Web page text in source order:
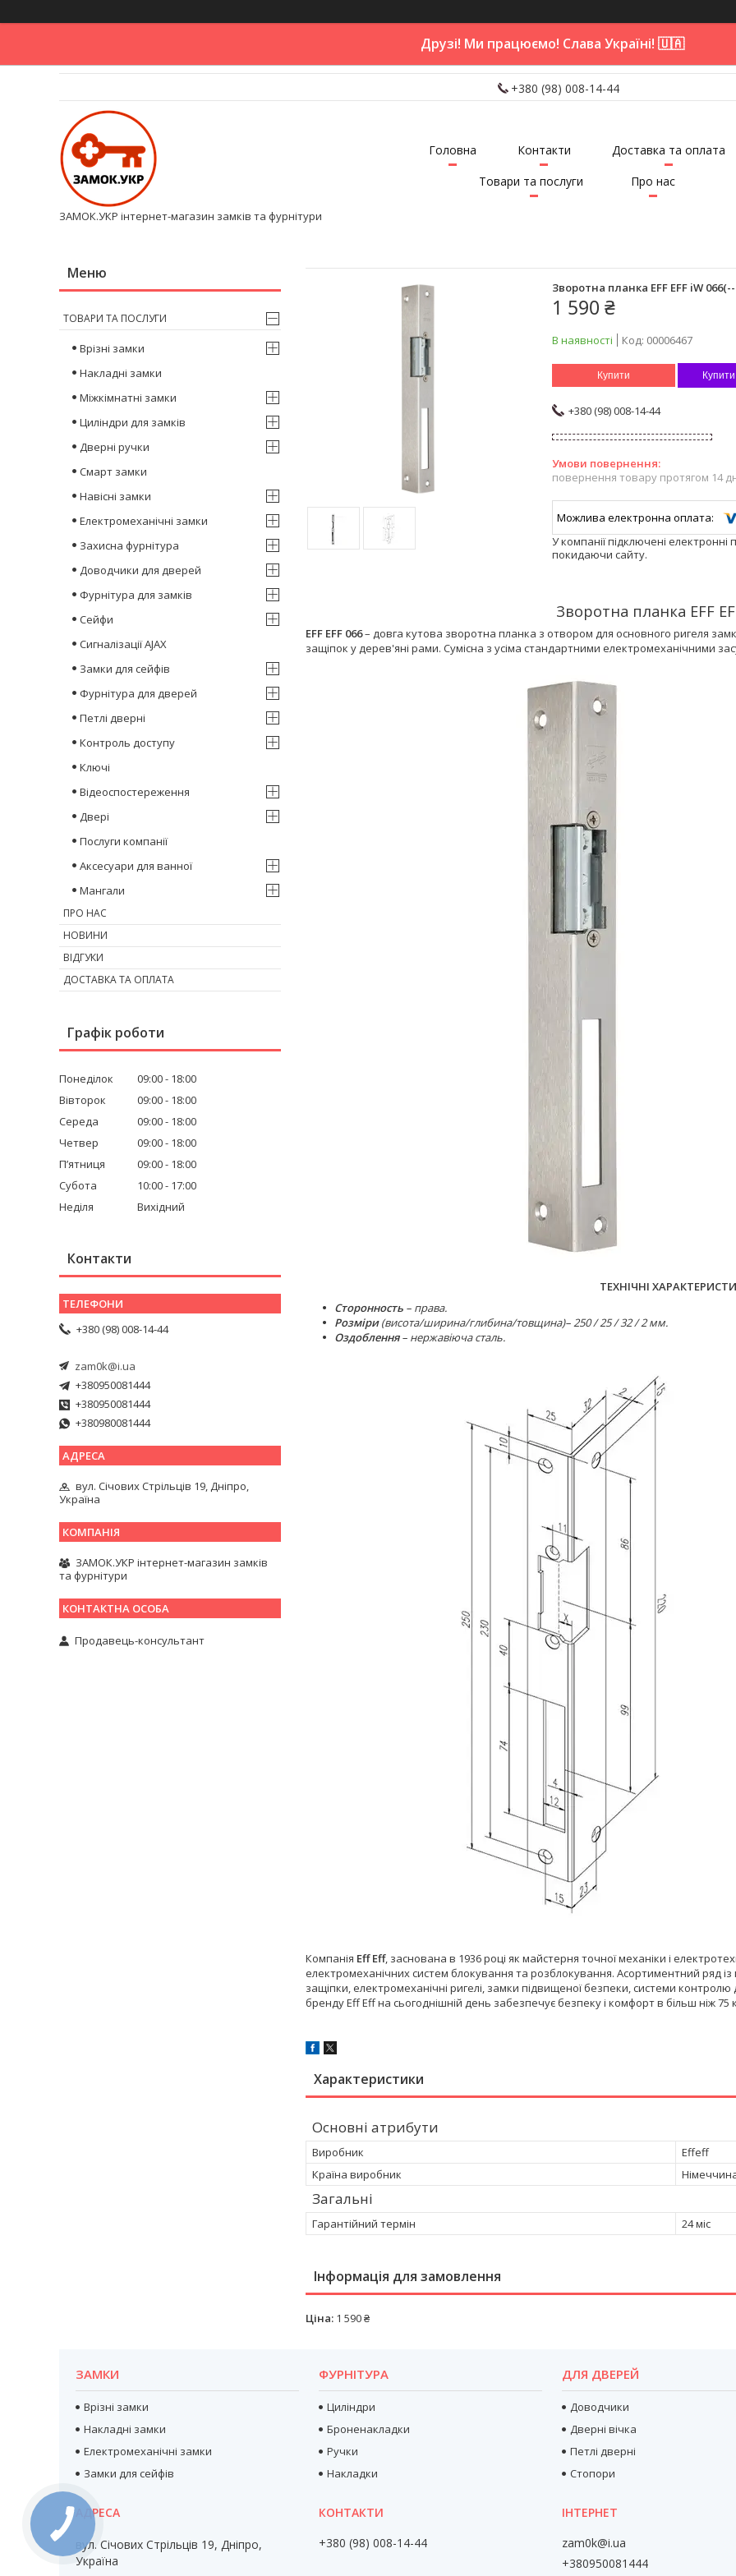
Друзі! Ми працюємо! Слава Україні! 🇺🇦
+380 (98) 008-14-44
ЗАМОК.УКР інтернет-магазин замків та фурнітури
Головна Контакти
Доставка та оплата
Товари та послуги
Про нас
Зворотна планка EFF EFF iW
1 590 ₴
В наявності Код: 00006467
Купити
+380 (98) 008-14-44
повернення товару протягом 14
У компанії підключені
покидаючи сайту.
Зворотна планка EFF
EFF EFF 066– довга кутова зворотна планка з отвором для основного ригеля
защіпок у дерев'яні рами. Сумісна з усіма стандартними електромеханічними
ТЕХНІЧНІ
Сторонность – права.
Розміри(висота/ширина/глибина/товщина)– 250 / 25 / 32 / 2 мм.
Оздоблення– нержавіюча сталь.
Компанія Eff Eff, заснована в 1936 році як майстерня точної механіки і
електромеханічних систем блокування та розблокування. Асортиментний ряд
защіпки, електромеханічні ригелі, замки підвищеної безпеки, системи
бренду Eff Eff на сьогоднішній день забезпечує безпеку і комфорт в більш ніж 75
Характеристики
Основні атрибути
Виробник
Effeff
Країна виробник
Загальні
Гарантійний термін 24 міс
Інформація для замовлення
Ціна: 1 590 ₴
ТОВАРИ ТА ПОСЛУГИ
Врізні замки
Накладні замки
Міжкімнатні замки
Циліндри для замків
Дверні ручки
Смарт замки
Навісні замки
Електромеханічні замки
Захисна фурнітура
Доводчики для дверей
Фурнітура для замків
Сейфи
Сигналізації AJAX
Замки для сейфів
Фурнітура для дверей
Петлі дверні
Контроль доступу
Ключі
Відеоспостереження
Двері
Послуги компанії
Аксесуари для ванної
Мангали
ПРО НАС
НОВИНИ
ВІДГУКИ
ДОСТАВКА ТА ОПЛАТА
Графік роботи
Понеділок 09:00
18:00
Вівторок
09:00
18:00
Середа
09:00
18:00
Четвер
09:00
18:00
Пʼятниця
09:00
18:00
Субота
10:00
17:00
Неділя
Вихідний
Контакти
+380 (98) 008-14-44
zam0k@i.ua
+380950081444
+380950081444
+380980081444
вул. Січових Стрільців 19, Дніпро,
Україна
ЗАМОК.УКР інтернет-магазин замків
та фурнітури
Продавець-консультант
ЗАМКИ
Врізні замки
Накладні замки
Електромеханічні замки
Замки для сейфів
ФУРНІТУРА
Циліндри
Броненакладки
Ручки
Накладки
ДЛЯ ДВЕРЕЙ
Доводчики
Дверні вічка
Петлі дверні
Стопори
вул. Січових Стрільців 19, Дніпро,
Україна
+380 (98) 008-14-44
zam0k@i.ua
+380950081444